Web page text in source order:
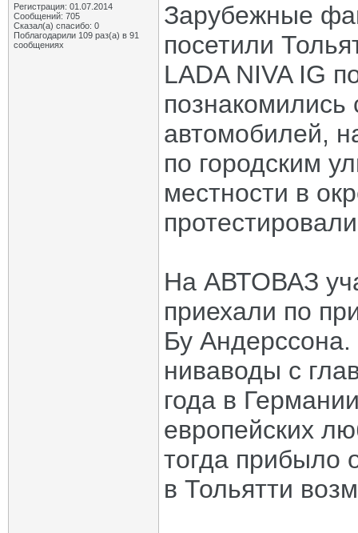
Регистрация: 01.07.2014
Сообщений: 705
Сказал(а) спасибо: 0
Поблагодарили 109 раз(а) в 91
сообщениях
Зарубежные
посетили
LADA NIVA IG
познакомились
автомобилей,
по городским
местности в
На АВТОВАЗ
приехали по
Бу
ниваводы с
года в
европейских
тогда прибыло
в Тольятти